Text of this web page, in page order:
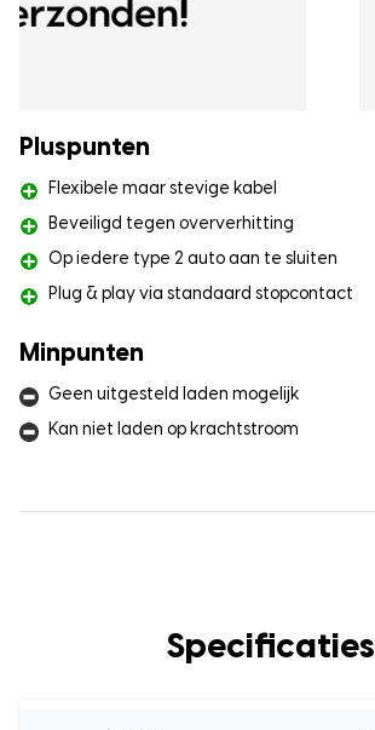
Pluspunten
Flexibele maar stevige kabel
Beveiligd tegen oververhitting
Op iedere type 2 auto aan te sluiten
Plug & play via standaard stopcontact
Minpunten
Geen uitgesteld laden mogelijk
Kan niet laden op krachtstroom
Specificaties